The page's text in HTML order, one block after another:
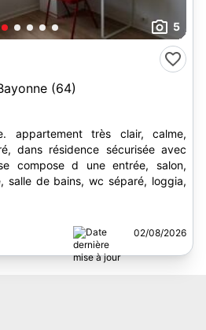
5
(64)
appartement très clair, calme,
02/08/2026